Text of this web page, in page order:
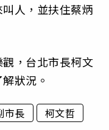
人，並扶住蔡炳
，台北市長柯文
狀況。
市長
柯文哲